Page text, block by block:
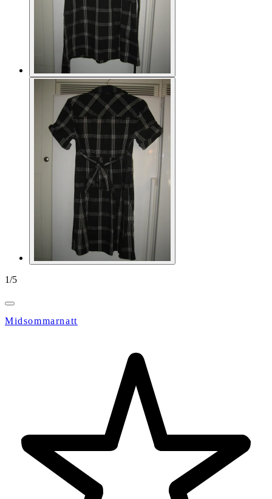
1/5
Midsommarnatt